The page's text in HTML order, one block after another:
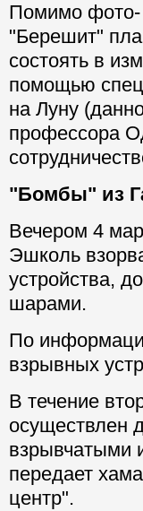
Помимо фото-
"Берешит"
состоять в
помощью
на Луну
профессора
"Бомбы" из
Вечером 4
Эшколь
устройства,
шарами.
По
взрывных
В течение
осуществлен
взрывчатыми
передает
центр".